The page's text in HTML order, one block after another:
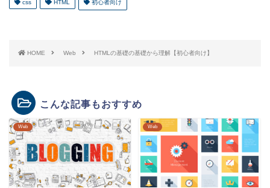
css HTML 初心者向け
HOME Web HTMLの基礎の基礎から理解【初心者向け】
こんな記事もおすすめ
Web Web